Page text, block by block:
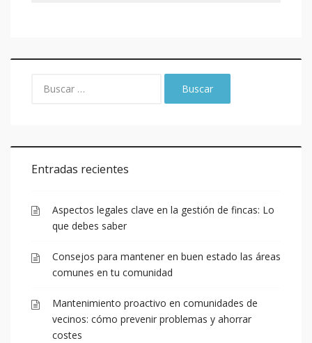
Entradas recientes
Aspectos legales clave en la gestión de fincas: Lo
que debes saber
Consejos para mantener en buen estado las áreas
comunes en tu comunidad
Mantenimiento proactivo en comunidades de
vecinos: cómo prevenir problemas y ahorrar
costes